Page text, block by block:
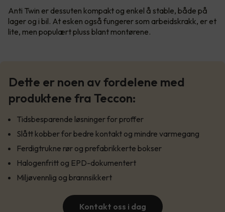
Anti Twin er dessuten kompakt og enkel å stable, både på
lager og i bil. At esken også fungerer som arbeidskrakk, er et
lite, men populært pluss blant montørene.
Dette er noen av fordelene med
produktene fra Teccon:
Tidsbesparende løsninger for proffer
Slått kobber for bedre kontakt og mindre varmegang
Ferdigtrukne rør og prefabrikkerte bokser
Halogenfritt og EPD-dokumentert
Miljøvennlig og brannsikkert
Kontakt oss i dag